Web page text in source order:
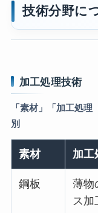
技術分野に
加工処理技術
「素材」「加工処
別
素材 加工
鋼板
薄物
ス加